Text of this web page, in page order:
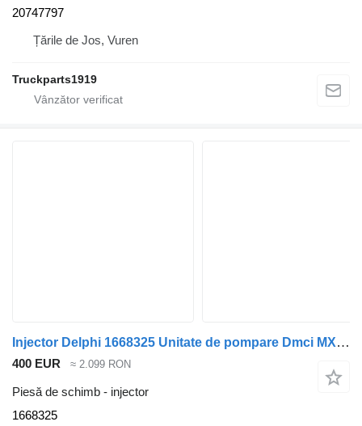
20747797
Țările de Jos, Vuren
Truckparts1919
Injector Delphi 1668325 Unitate de pompare Dmci MX-Motor Delphi NOU CF75IV/CF85IV/XF105 pentru camion DAF CF75IV/CF85IV/XF10
400 EUR ≈ 2.099 RON
Piesă de schimb - injector
1668325